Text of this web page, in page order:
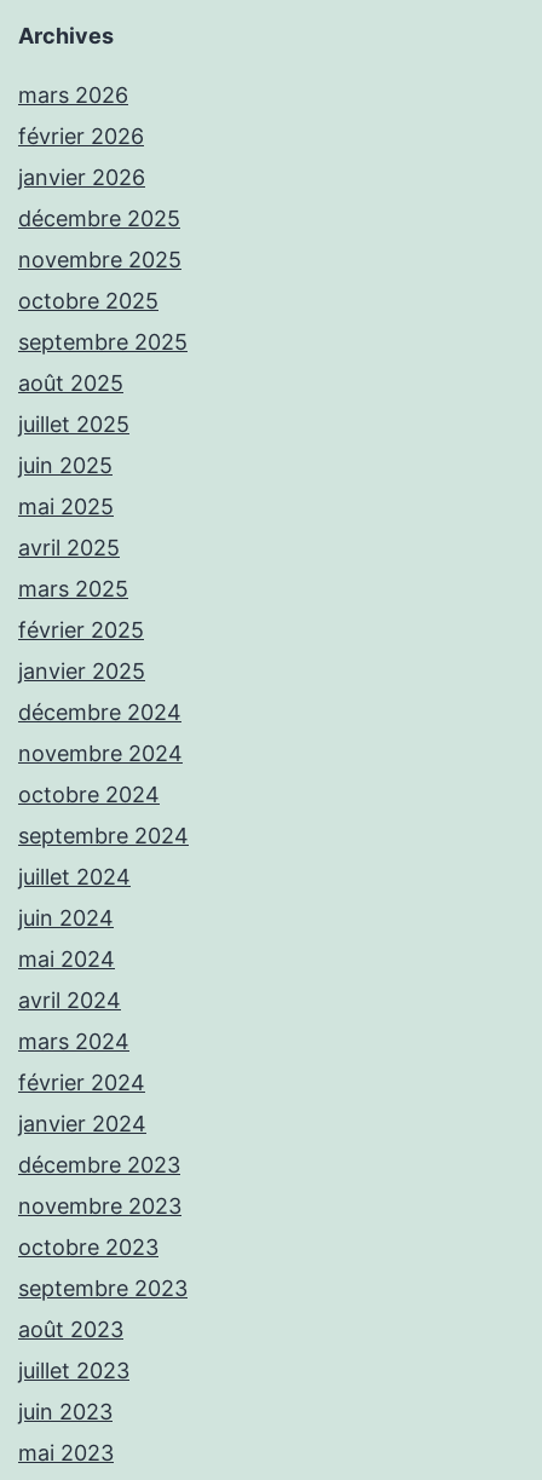
Archives
mars 2026
février 2026
janvier 2026
décembre 2025
novembre 2025
octobre 2025
septembre 2025
août 2025
juillet 2025
juin 2025
mai 2025
avril 2025
mars 2025
février 2025
janvier 2025
décembre 2024
novembre 2024
octobre 2024
septembre 2024
juillet 2024
juin 2024
mai 2024
avril 2024
mars 2024
février 2024
janvier 2024
décembre 2023
novembre 2023
octobre 2023
septembre 2023
août 2023
juillet 2023
juin 2023
mai 2023